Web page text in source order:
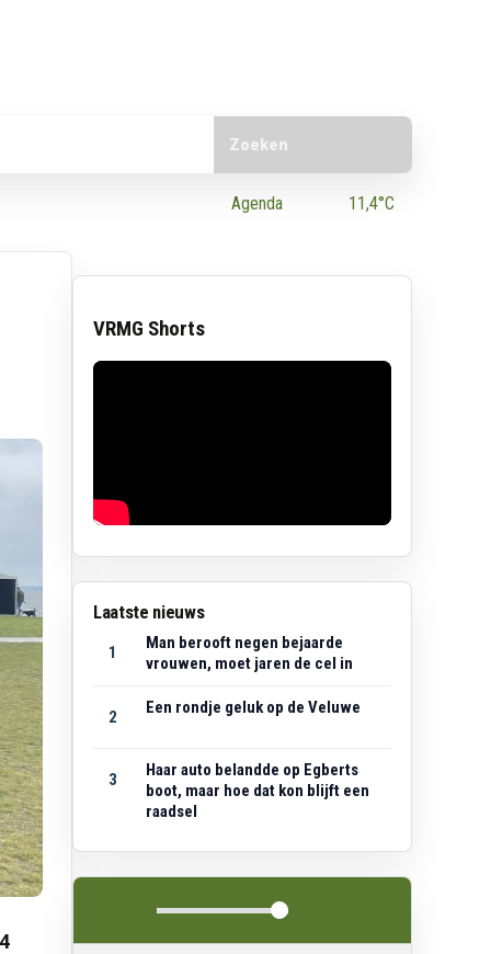
Agenda 11,4°C
VRMG Shorts
Laatste nieuws
1
Man berooft negen bejaarde
vrouwen, moet jaren de cel in
2 Een rondje geluk op de Veluwe
3
Haar auto belandde op Egberts
boot, maar hoe dat kon blijft een
raadsel